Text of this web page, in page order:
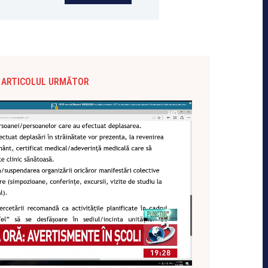
ARTICOLUL URMĂTOR